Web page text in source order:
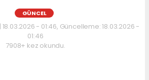
GÜNCEL
- 01:46, Güncelleme: 18.03.2026 -
01:46
7908+ kez okundu.